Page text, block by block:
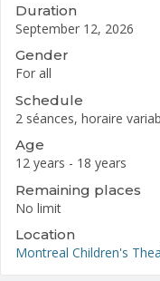
Duration
September 12, 2026
Gender
For all
Schedule
2 séances, horaire
Age
12 years - 18 years
Remaining places
No limit
Location
Montreal Children's